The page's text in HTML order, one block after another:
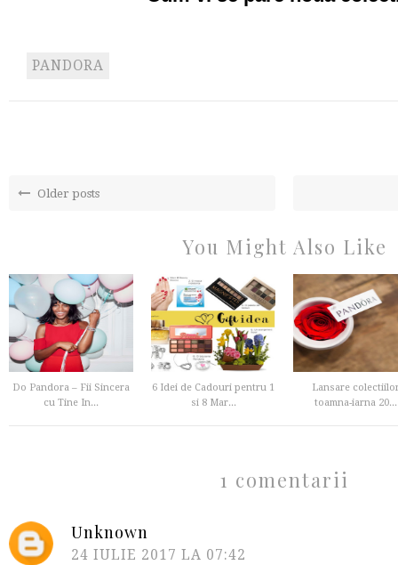
PANDORA
Older posts
You Might Also Like
Do Pandora – Fii Sincera
cu Tine In...
6 Idei de Cadouri pentru 1
si 8 Mar...
Lansare
toamna-iarna 20...
1 comentarii
Unknown
24 IULIE 2017 LA 07:42